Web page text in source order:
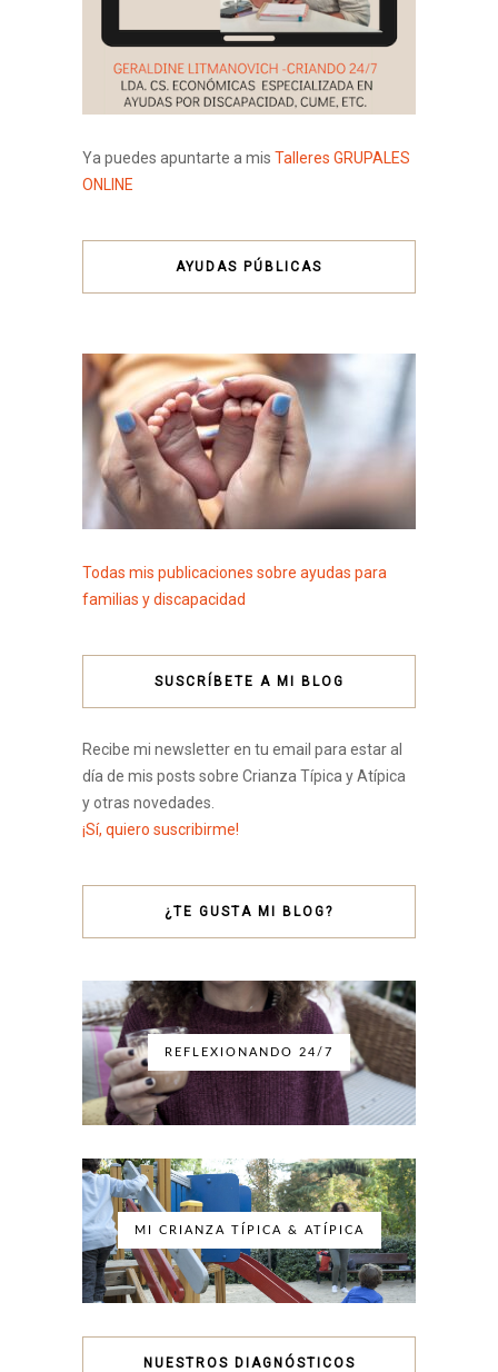
Ya puedes apuntarte a mis Talleres GRUPALES
ONLINE
AYUDAS PÚBLICAS
Todas mis publicaciones sobre ayudas para
familias y discapacidad
SUSCRÍBETE A MI BLOG
Recibe mi newsletter en tu email para estar al
día de mis posts sobre Crianza Típica y Atípica
y otras novedades.
¡Sí, quiero suscribirme!
¿TE GUSTA MI BLOG?
REFLEXIONANDO 24/7
MI CRIANZA TÍPICA & ATÍPICA
NUESTROS DIAGNÓSTICOS